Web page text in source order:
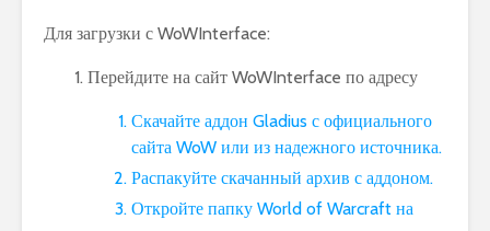
Для загрузки с WoWInterface:
Перейдите на сайт WoWInterface по адресу
Скачайте аддон Gladius с официального
сайта WoW или из надежного источника.
Распакуйте скачанный архив с аддоном.
Откройте папку World of Warcraft на